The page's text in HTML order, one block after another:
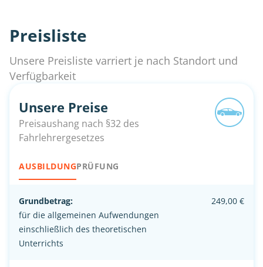
Preisliste
Unsere Preisliste varriert je nach Standort und
Verfügbarkeit
Unsere Preise
Preisaushang nach §32 des
Fahrlehrergesetzes
AUSBILDUNGPRÜFUNG
Grundbetrag:
für die allgemeinen Aufwendungen
einschließlich des theoretischen
Unterrichts
249,00 €